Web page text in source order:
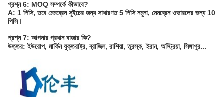
প্রশ্ন 6: MOQ সম্পর্কে কীভাবে?
A: 1 পিসি, তবে মেমব্রেন সুইচের জন্য সাধারণত 5 পিসি নমুনা, মেমব্রেন ওভারলের জন্য 10
পিসি।
প্রশ্ন 7: আপনার প্রধান বাজার কি?
উত্তর: ইউরোপ, মার্কিন যুক্তরাষ্ট্র, ব্রাজিল, রাশিয়া, তুরস্ক, ইরান, অস্ট্রিয়া, সিঙ্গাপুর...